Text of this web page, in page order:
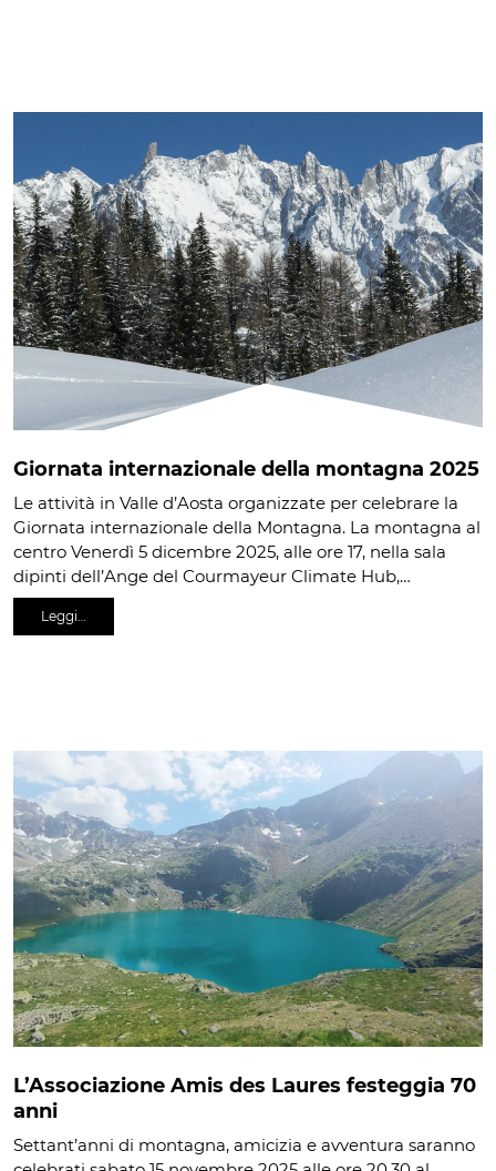
Giornata internazionale della montagna 2025
Le attività in Valle d’Aosta organizzate per celebrare la
Giornata internazionale della Montagna. La montagna al
centro Venerdì 5 dicembre 2025, alle ore 17, nella sala
dipinti dell’Ange del Courmayeur Climate Hub,…
Leggi…
L’Associazione Amis des Laures festeggia 70
anni
Settant’anni di montagna, amicizia e avventura saranno